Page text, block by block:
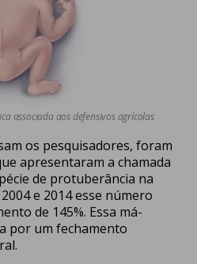
associada aos defensivos agrícolas
os pesquisadores, foram
apresentaram a chamada
de protuberância na
e 2014 esse número
de 145%. Essa má-
por um fechamento